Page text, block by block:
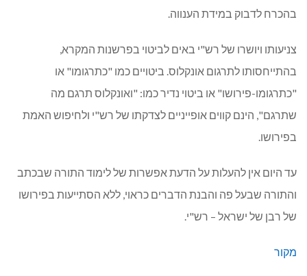
בהכרח לדבוק במידת הענווה.
צניעותו ויושרו של רש"י באים לביטוי בפרשנות המקרא,
בהתייחסותו לתרגום אונקלוס. ביטויים כמו "כתרגומו" או
"כתרגומו-פירושו" או ביטוי נדיר כמו: "ואונקלוס תרגם מה
שתרגם", הינם קווים אופייניים לצדקתו של רש"י ולחיפוש האמת
בפירושו.
עד היום אין להעלות על הדעת אפשרות של לימוד התורה שבכתב
והתורה שבעל פה והבנת הדברים כראוי, ללא הסתייעות בפירושו
של רבן של ישראל – רש"י.
מקור